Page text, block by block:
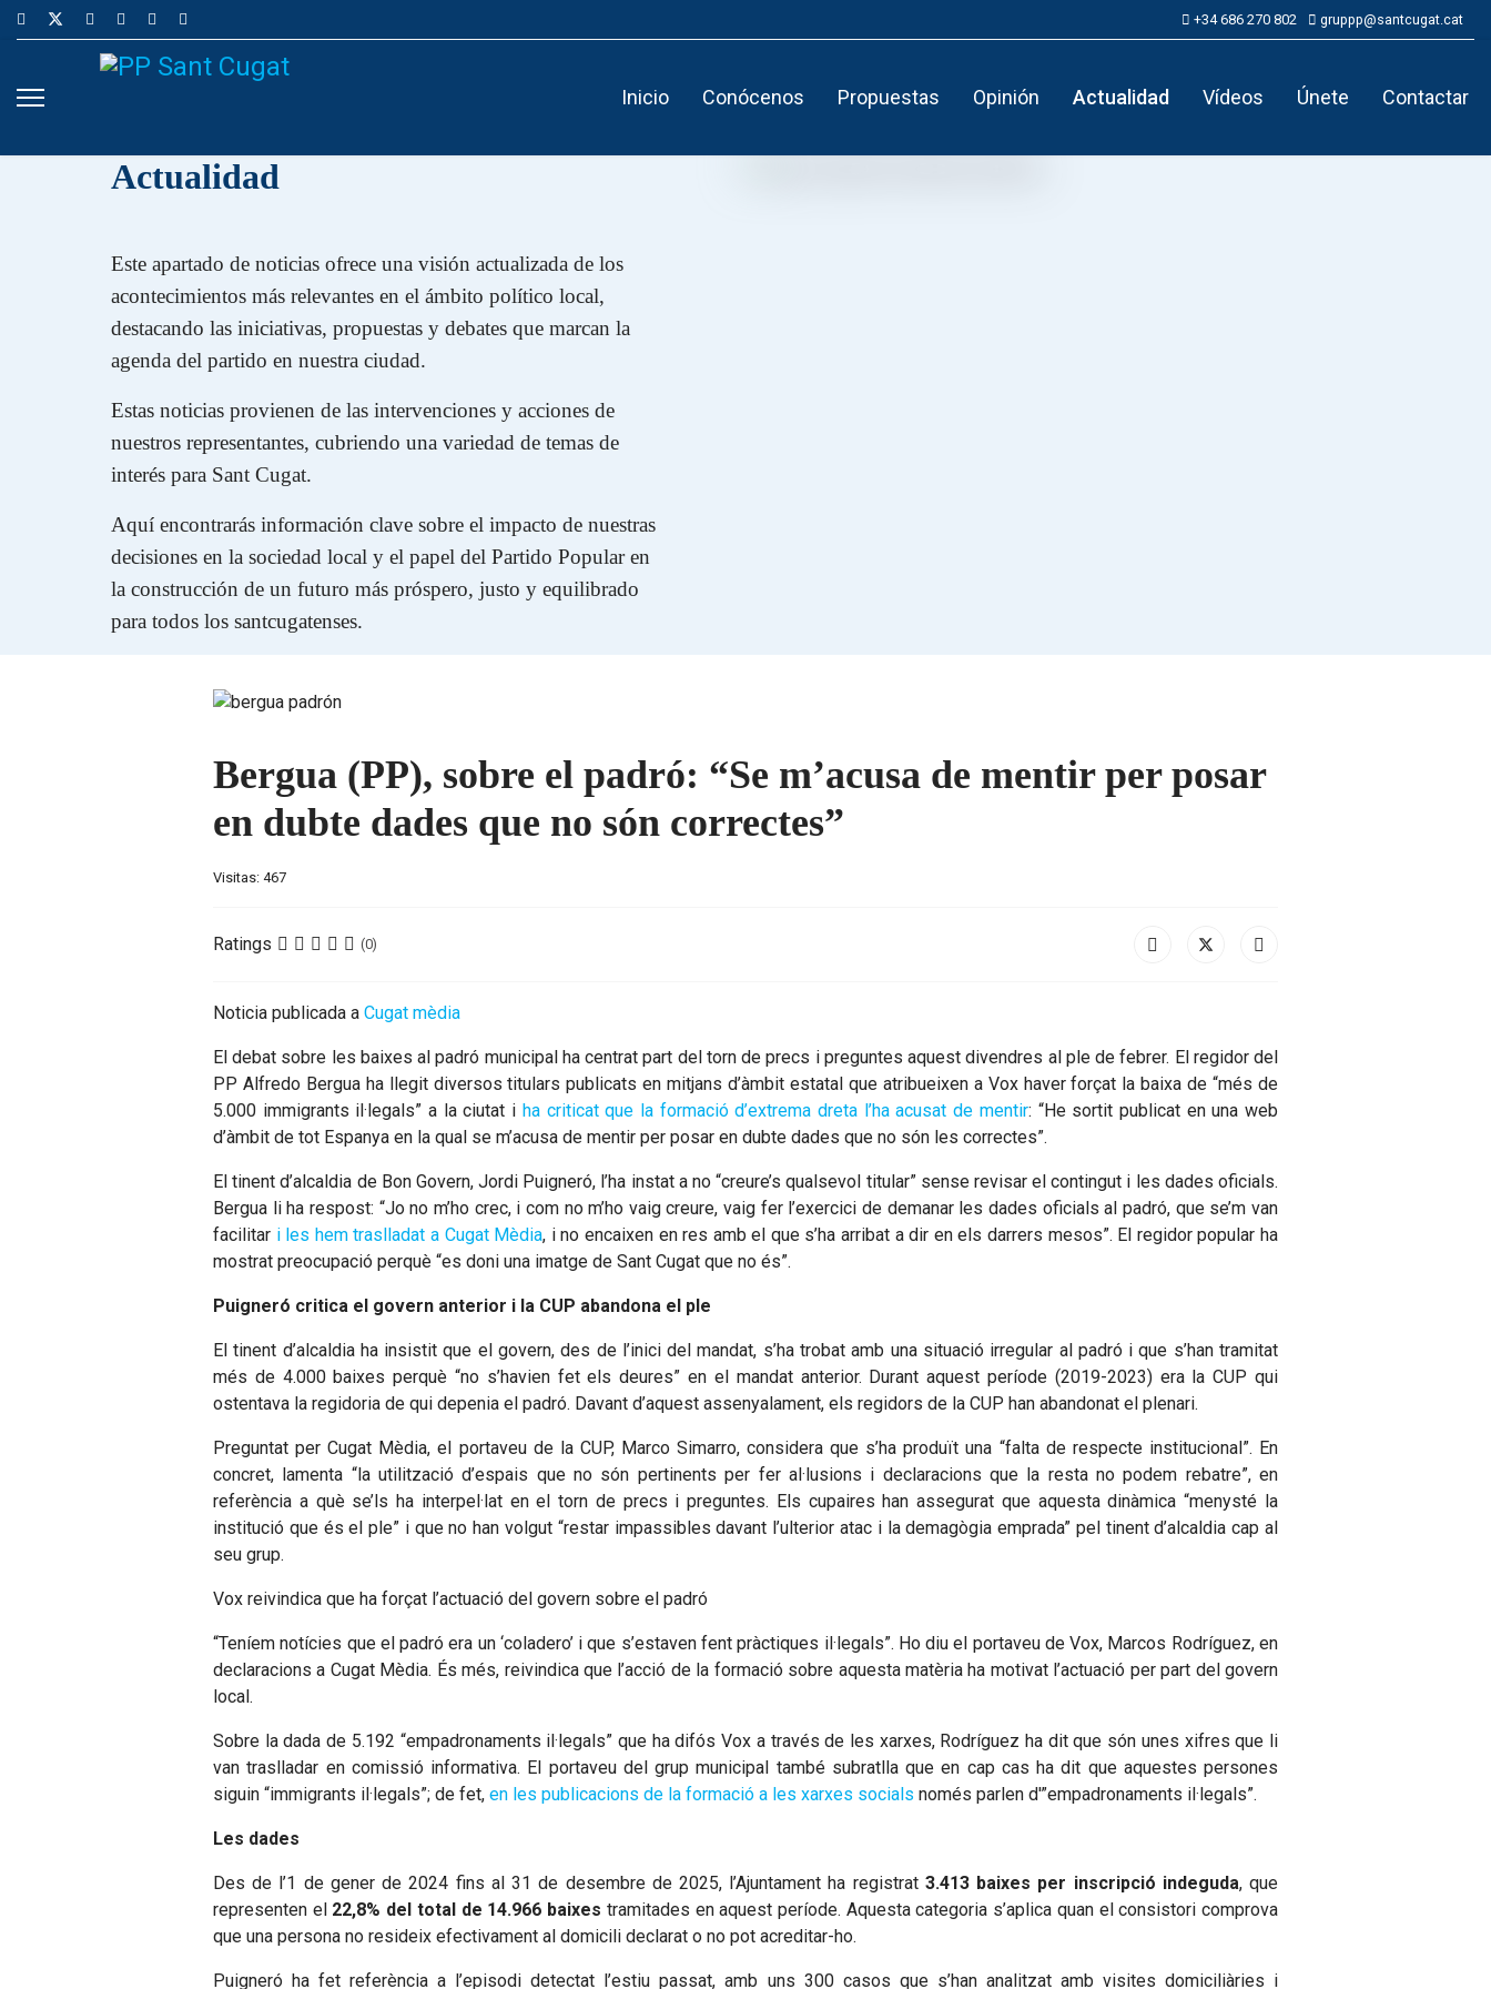
+34 686 270 802 gruppp@santcugat.cat
Inicio Conócenos Propuestas Opinión Actualidad Vídeos Únete Contactar
Actualidad
Este apartado de noticias ofrece una visión actualizada de los
acontecimientos más relevantes en el ámbito político local,
destacando las iniciativas, propuestas y debates que marcan la
agenda del partido en nuestra ciudad.
Estas noticias provienen de las intervenciones y acciones de
nuestros representantes, cubriendo una variedad de temas de
interés para Sant Cugat.
Aquí encontrarás información clave sobre el impacto de nuestras
decisiones en la sociedad local y el papel del Partido Popular en
la construcción de un futuro más próspero, justo y equilibrado
para todos los santcugatenses.
Bergua (PP), sobre el padró: “Se m’acusa de mentir per posar
en dubte dades que no són correctes”
Visitas: 467
Ratings (0)
Noticia publicada a Cugat mèdia
El debat sobre les baixes al padró municipal ha centrat part del torn de precs i preguntes aquest divendres al ple de febrer. El regidor del
PP Alfredo Bergua ha llegit diversos titulars publicats en mitjans d’àmbit estatal que atribueixen a Vox haver forçat la baixa de “més de
5.000 immigrants il·legals” a la ciutat i ha criticat que la formació d’extrema dreta l’ha acusat de mentir: “He sortit publicat en una web
d’àmbit de tot Espanya en la qual se m’acusa de mentir per posar en dubte dades que no són les correctes”.
El tinent d’alcaldia de Bon Govern, Jordi Puigneró, l’ha instat a no “creure’s qualsevol titular” sense revisar el contingut i les dades oficials.
Bergua li ha respost: “Jo no m’ho crec, i com no m’ho vaig creure, vaig fer l’exercici de demanar les dades oficials al padró, que se’m van
facilitar i les hem traslladat a Cugat Mèdia, i no encaixen en res amb el que s’ha arribat a dir en els darrers mesos”. El regidor popular ha
mostrat preocupació perquè “es doni una imatge de Sant Cugat que no és”.
Puigneró critica el govern anterior i la CUP abandona el ple
El tinent d’alcaldia ha insistit que el govern, des de l’inici del mandat, s’ha trobat amb una situació irregular al padró i que s’han tramitat
més de 4.000 baixes perquè “no s’havien fet els deures” en el mandat anterior. Durant aquest període (2019-2023) era la CUP qui
ostentava la regidoria de qui depenia el padró. Davant d’aquest assenyalament, els regidors de la CUP han abandonat el plenari.
Preguntat per Cugat Mèdia, el portaveu de la CUP, Marco Simarro, considera que s’ha produït una “falta de respecte institucional”. En
concret, lamenta “la utilització d’espais que no són pertinents per fer al·lusions i declaracions que la resta no podem rebatre”, en
referència a què se’ls ha interpel·lat en el torn de precs i preguntes. Els cupaires han assegurat que aquesta dinàmica “menysté la
institució que és el ple” i que no han volgut “restar impassibles davant l’ulterior atac i la demagògia emprada” pel tinent d’alcaldia cap al
seu grup.
Vox reivindica que ha forçat l’actuació del govern sobre el padró
“Teníem notícies que el padró era un ‘coladero’ i que s’estaven fent pràctiques il·legals”. Ho diu el portaveu de Vox, Marcos Rodríguez, en
declaracions a Cugat Mèdia. És més, reivindica que l’acció de la formació sobre aquesta matèria ha motivat l’actuació per part del govern
local.
Sobre la dada de 5.192 “empadronaments il·legals” que ha difós Vox a través de les xarxes, Rodríguez ha dit que són unes xifres que li
van traslladar en comissió informativa. El portaveu del grup municipal també subratlla que en cap cas ha dit que aquestes persones
siguin “immigrants il·legals”; de fet, en les publicacions de la formació a les xarxes socials només parlen d'”empadronaments il·legals”.
Les dades
Des de l’1 de gener de 2024 fins al 31 de desembre de 2025, l’Ajuntament ha registrat 3.413 baixes per inscripció indeguda, que
representen el 22,8% del total de 14.966 baixes tramitades en aquest període. Aquesta categoria s’aplica quan el consistori comprova
que una persona no resideix efectivament al domicili declarat o no pot acreditar-ho.
Puigneró ha fet referència a l’episodi detectat l’estiu passat, amb uns 300 casos que s’han analitzat amb visites domiciliàries i